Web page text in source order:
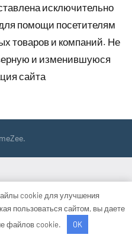
исключительно
помощи посетителям
товаров и компаний. Не
и изменившуюся
сайта
cookie для улучшения
пользоваться сайтом, вы даете
файлов cookie.
OK